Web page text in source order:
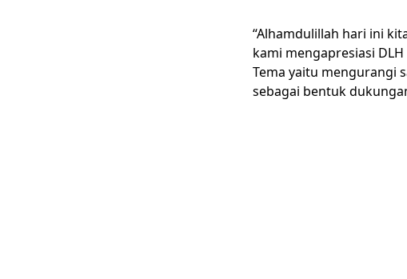
“Alhamdulillah hari ini
kami mengapresiasi
Tema yaitu mengurangi
sebagai bentuk